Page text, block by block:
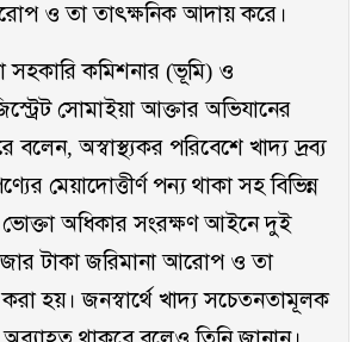
ও তা তাৎক্ষনিক আদায় করে।
কমিশনার (ভূমি) ও
সোমাইয়া আক্তার অভিযানের
বলেন, অস্বাস্থ্যকর পরিবেশে খাদ্য দ্রব্য
মেয়াদোত্তীর্ণ পন্য থাকা সহ বিভিন্ন
অধিকার সংরক্ষণ আইনে দুই
টাকা জরিমানা আরোপ ও তা
হয়। জনস্বার্থে খাদ্য সচেতনতামূলক